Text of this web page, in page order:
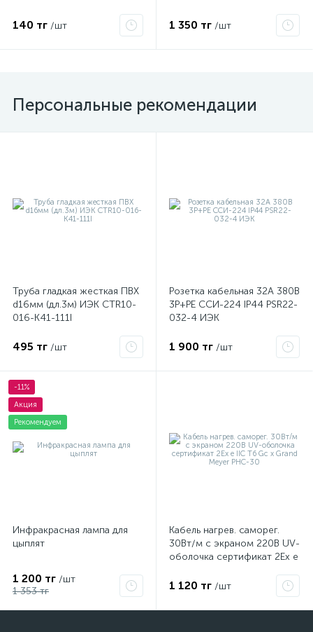
140 тг /шт 1 350 тг /шт
Персональные рекомендации
Труба гладкая жесткая ПВХ
d16мм (дл.3м) ИЭК CTR10-
016-K41-111I
495 тг /шт
Розетка кабельная 32А 380В
3P+PЕ ССИ-224 IP44 PSR22-
032-4 ИЭК
1 900 тг /шт
-11%
Акция
Рекомендуем
Инфракрасная лампа для
цыплят
1 200 тг /шт
1 353 тг
Кабель нагрев. саморег.
30Вт/м с экраном 220В UV-
оболочка сертификат 2Ex e
PHC-30
1 120 тг /шт